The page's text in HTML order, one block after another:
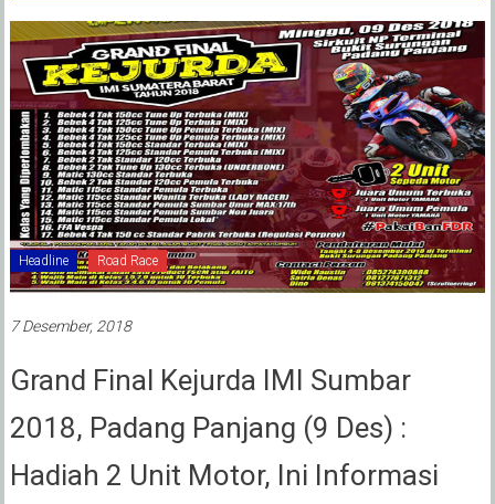
Headline Road Race
7 Desember, 2018
Grand Final Kejurda IMI Sumbar
2018, Padang Panjang (9 Des) :
Hadiah 2 Unit Motor, Ini Informasi